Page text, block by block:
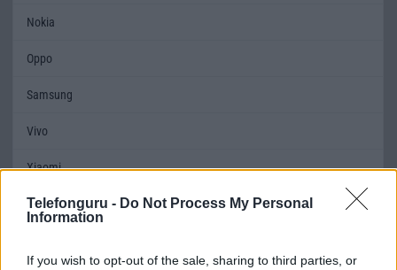
Telefonguru - Do Not Process My Personal
Information
If you wish to opt-out of the sale, sharing to third parties, or
Nokia
Oppo
Samsung
Vivo
Xiaomi
ZTE